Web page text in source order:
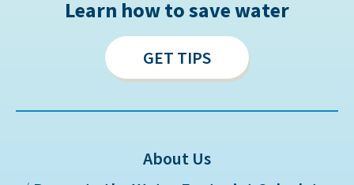
Learn how to save water
GET TIPS
About Us